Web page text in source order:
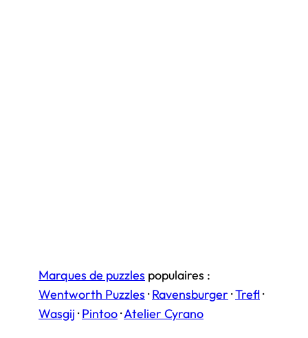
Marques de puzzles populaires :
Wentworth Puzzles ·Ravensburger ·Trefl·
Wasgij·Pintoo·Atelier Cyrano